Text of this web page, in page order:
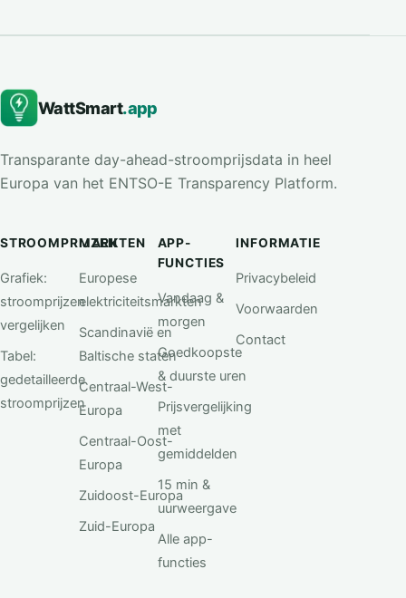
WattSmart.app
Transparante day-ahead-stroomprijsdata in heel
Europa van het ENTSO-E Transparency Platform.
STROOMPRIJZEN
Grafiek:
stroomprijzen
vergelijken
Tabel:
gedetailleerde
stroomprijzen
MARKTEN
Europese
elektriciteitsmarkten
Scandinavië en
Baltische staten
Centraal-West-
Europa
Centraal-Oost-
Europa
Zuidoost-Europa
Zuid-Europa
APP-
FUNCTIES
Vandaag &
morgen
Goedkoopste
& duurste uren
Prijsvergelijking
met
gemiddelden
15 min &
uurweergave
Alle app-
functies
INFORMATIE
Privacybeleid
Voorwaarden
Contact